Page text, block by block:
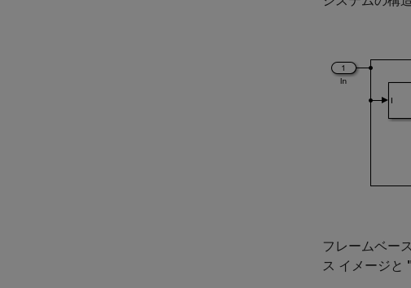
フレームベー
ス イメージと